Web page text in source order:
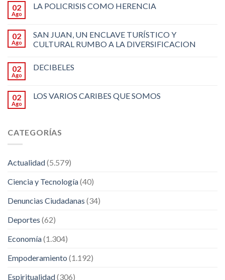
02
Ago
LA POLICRISIS COMO HERENCIA
02
Ago
SAN JUAN, UN ENCLAVE TURÍSTICO Y
CULTURAL RUMBO A LA DIVERSIFICACION
02
Ago
DECIBELES
02
Ago
LOS VARIOS CARIBES QUE SOMOS
CATEGORÍAS
Actualidad(5.579)
Ciencia y Tecnología(40)
Denuncias Ciudadanas (34)
Deportes (62)
Economía(1.304)
Empoderamiento (1.192)
Espiritualidad(306)